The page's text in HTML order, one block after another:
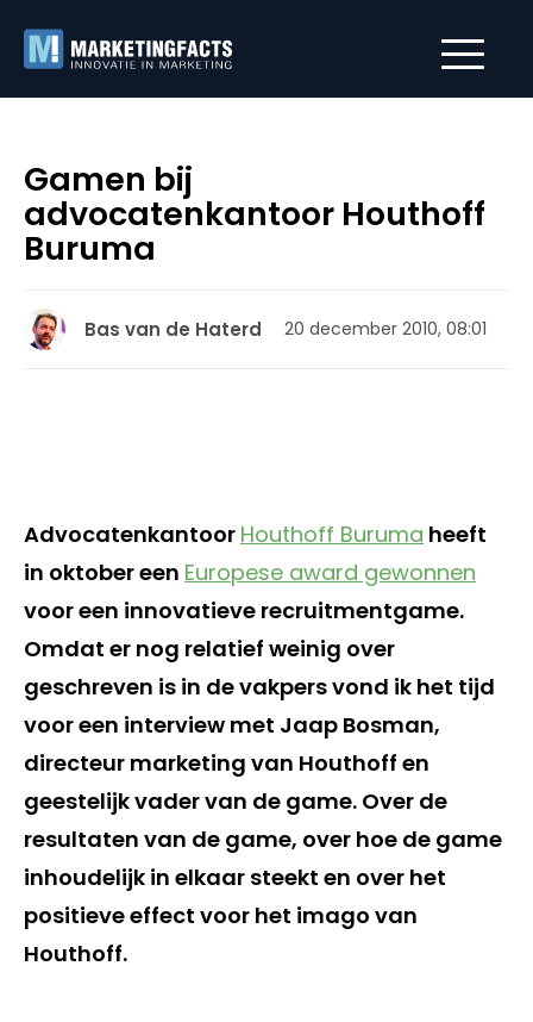
Gamen bij
advocatenkantoor Houthoff
Buruma
Bas van de Haterd 20 december 2010, 08:01
Advocatenkantoor Houthoff Buruma heeft
in oktober een Europese award gewonnen
voor een innovatieve recruitmentgame.
Omdat er nog relatief weinig over
geschreven is in de vakpers vond ik het tijd
voor een interview met Jaap Bosman,
directeur marketing van Houthoff en
geestelijk vader van de game. Over de
resultaten van de game, over hoe de game
inhoudelijk in elkaar steekt en over het
positieve effect voor het imago van
Houthoff.